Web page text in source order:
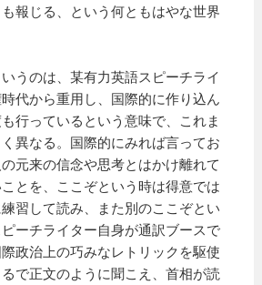
報じる、という何ともはやな世界
うのは、某有力英語スピーチライ
代から重用し、国際的に作り込ん
行っているという意味で、これま
異なる。国際的にみれば言ってお
元来の信念や思考とはかけ離れて
とを、ここぞという時は得意では
習して読み、また別のここぞとい
ーチライター自身が通訳ブースで
政治上の巧みなレトリックを駆使
で正文のように聞こえ、首相が読